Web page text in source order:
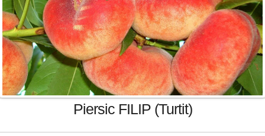
Piersic FILIP (Turtit)